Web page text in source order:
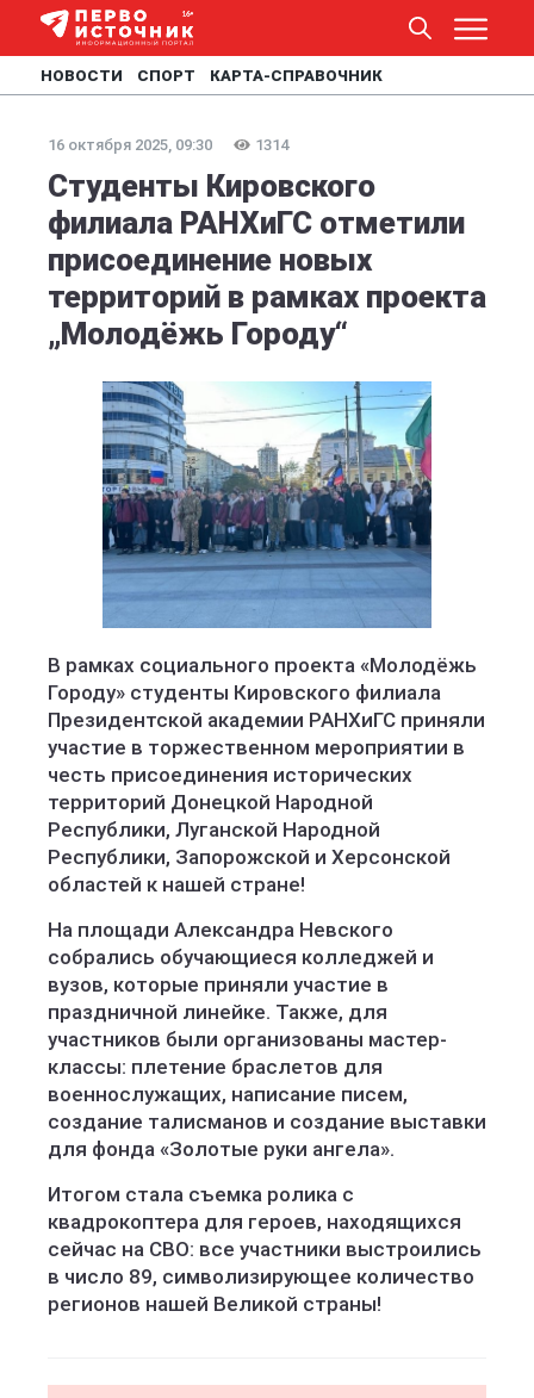
НОВОСТИ СПОРТ КАРТА-СПРАВОЧНИК
16 октября 2025, 09:30 1314
Студенты Кировского
филиала РАНХиГС отметили
присоединение новых
территорий в рамках проекта
„Молодёжь Городу“
В рамках социального проекта «Молодёжь
Городу» студенты Кировского филиала
Президентской академии РАНХиГС приняли
участие в торжественном мероприятии в
честь присоединения исторических
территорий Донецкой Народной
Республики, Луганской Народной
Республики, Запорожской и Херсонской
областей к нашей стране!
На площади Александра Невского
собрались обучающиеся колледжей и
вузов, которые приняли участие в
праздничной линейке. Также, для
участников были организованы мастер-
классы: плетение браслетов для
военнослужащих, написание писем,
создание талисманов и создание выставки
для фонда «Золотые руки ангела».
Итогом стала съемка ролика с
квадрокоптера для героев, находящихся
сейчас на СВО: все участники выстроились
в число 89, символизирующее количество
регионов нашей Великой страны!